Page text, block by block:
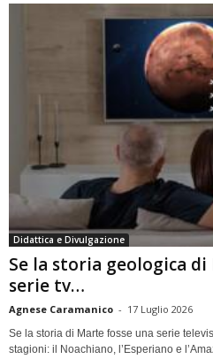
Didattica e Divulgazione
Se la storia geologica
serie tv…
Agnese Caramanico - 17 Luglio 2026
Se la storia di Marte fosse una serie
stagioni: il Noachiano, l’Esperiano e